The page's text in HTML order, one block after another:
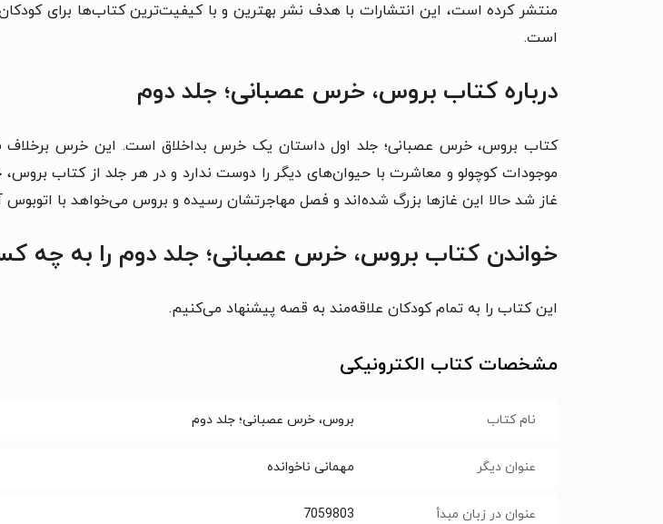
منتشر کرده است، این انتشارات با هدف نشر بهترین و با کیفیت‌ترین کتاب‌ها برای
است.
درباره کتاب بروس، خرس عصبانی؛ جلد دوم
کتاب بروس، خرس عصبانی؛ جلد اول داستان یک خرس بداخلاق است. این خرس برخلاف
موجودات کوچولو و معاشرت با حیوان‌های دیگر را دوست ندارد و در هر جلد از کتاب
غاز شد حالا این غازها بزرگ شده‌اند و فصل مهاجرتشان رسیده و بروس می‌خواهد با اتوبوس
خواندن کتاب بروس، خرس عصبانی؛ جلد دوم را به چه
این کتاب را به تمام کودکان علاقه‌مند به قصه پیشنهاد می‌کنیم.
مشخصات کتاب الکترونیکی
نام کتاب بروس، خرس عصبانی؛ جلد دوم
عنوان دیگر مهمانی ناخوانده
عنوان در زبان مبدأ 7059803